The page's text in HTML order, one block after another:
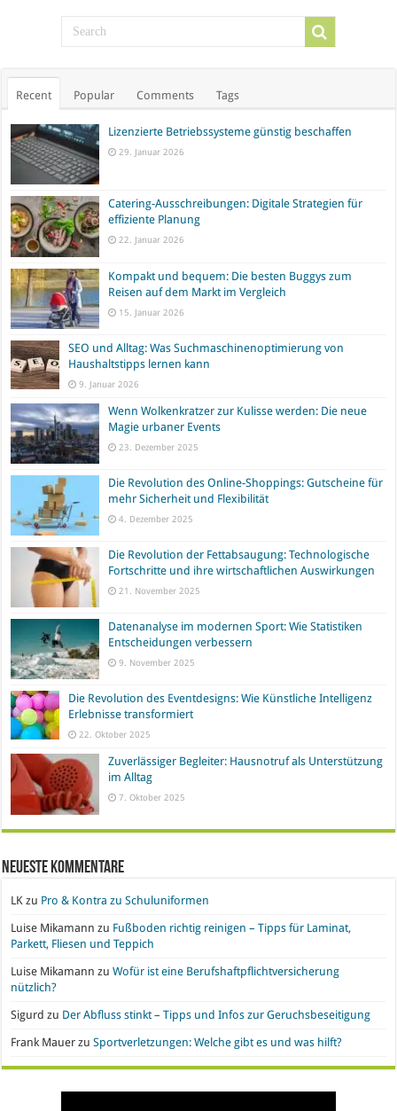
Recent Popular Comments Tags
Lizenzierte Betriebssysteme günstig beschaffen
29. Januar 2026
Catering-Ausschreibungen: Digitale Strategien für
effiziente Planung
22. Januar 2026
Kompakt und bequem: Die besten Buggys zum
Reisen auf dem Markt im Vergleich
15. Januar 2026
SEO und Alltag: Was Suchmaschinenoptimierung von
Haushaltstipps lernen kann
9. Januar 2026
Wenn Wolkenkratzer zur Kulisse werden: Die neue
Magie urbaner Events
23. Dezember 2025
Die Revolution des Online-Shoppings: Gutscheine für
mehr Sicherheit und Flexibilität
4. Dezember 2025
Die Revolution der Fettabsaugung: Technologische
Fortschritte und ihre wirtschaftlichen Auswirkungen
21. November 2025
Datenanalyse im modernen Sport: Wie Statistiken
Entscheidungen verbessern
9. November 2025
Die Revolution des Eventdesigns: Wie Künstliche Intelligenz
Erlebnisse transformiert
22. Oktober 2025
Zuverlässiger Begleiter: Hausnotruf als Unterstützung
im Alltag
7. Oktober 2025
Neueste Kommentare
LK zu Pro & Kontra zu Schuluniformen
Luise Mikamann zu Fußboden richtig reinigen – Tipps für Laminat,
Parkett, Fliesen und Teppich
Luise Mikamann zuWofür ist eine Berufshaftpflichtversicherung
nützlich?
Sigurd zu Der Abfluss stinkt – Tipps und Infos zur Geruchsbeseitigung
Frank Mauer zuSportverletzungen: Welche gibt es und was hilft?